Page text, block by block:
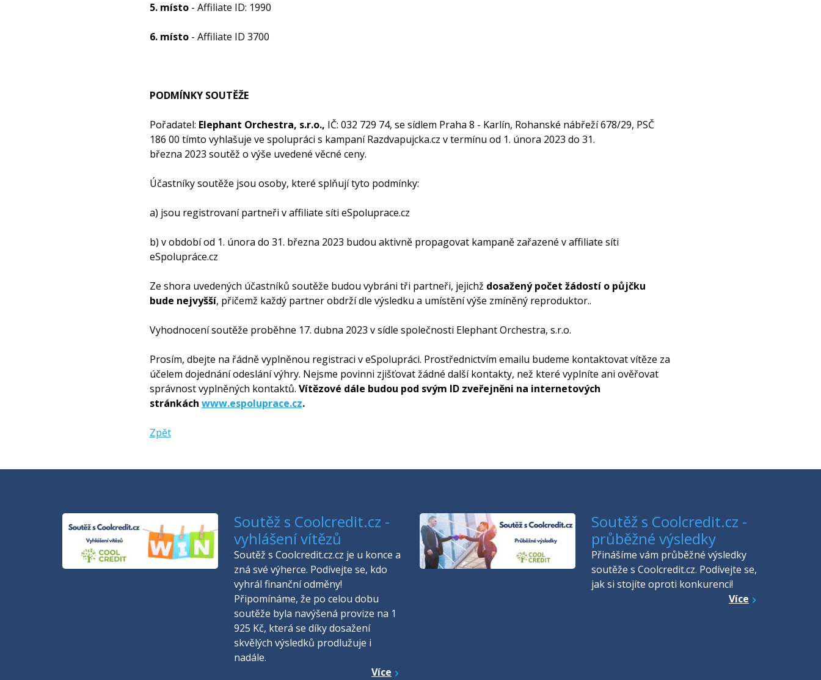
5. místo- Affiliate ID: 1990
6. místo- Affiliate ID 3700
PODMÍNKY SOUTĚŽE
Pořadatel: Elephant Orchestra, s.r.o., IČ: 032 729 74, se sídlem Praha 8 - Karlín, Rohanské nábřeží 678/29, PSČ
186 00 tímto vyhlašuje ve spolupráci s kampaní Razdvapujcka.cz v termínu od 1. února 2023 do 31.
března 2023 soutěž o výše uvedené věcné ceny.
Účastníky soutěže jsou osoby, které splňují tyto podmínky:
a) jsou registrovaní partneři v affiliate síti eSpoluprace.cz
b) v období od 1. února do 31. března 2023 budou aktivně propagovat kampaně zařazené v affiliate síti
eSpolupráce.cz
Ze shora uvedených účastníků soutěže budou vybráni tři partneři, jejichž dosažený počet žádostí o půjčku
bude nejvyšší, přičemž každý partner obdrží dle výsledku a umístění výše zmíněný reproduktor..
Vyhodnocení soutěže proběhne 17. dubna 2023 v sídle společnosti Elephant Orchestra, s.r.o.
Prosím, dbejte na řádně vyplněnou registraci v eSpolupráci. Prostřednictvím emailu budeme kontaktovat vítěze za
účelem dojednání odeslání výhry. Nejsme povinni zjišťovat žádné další kontakty, než které vyplníte ani ověřovat
správnost vyplněných kontaktů. Vítězové dále budou pod svým ID zveřejněni na internetových
stránkách www.espoluprace.cz.
Zpět
Soutěž s Coolcredit.cz -
vyhlášení vítězů
Soutěž s Coolcredit.cz.cz je u konce a
zná své výherce. Podívejte se, kdo
vyhrál finanční odměny!
Připomínáme, že po celou dobu
soutěže byla navýšená provize na 1
925 Kč, která se díky dosažení
skvělých výsledků prodlužuje i
nadále.
Více
Soutěž s Coolcredit.cz -
průběžné výsledky
Přinášíme vám průběžné výsledky
soutěže s Coolcredit.cz. Podívejte se,
jak si stojíte oproti konkurenci!
Více